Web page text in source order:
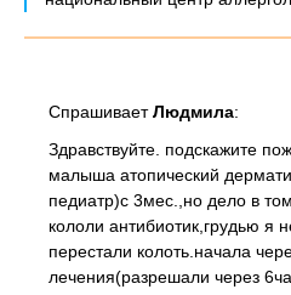
СпрашиваетЛюдмила:
Здравствуйте. подскажите
малыша атопический
педиатр)с 3мес.,но дело в
кололи антибиотик,грудью я
перестали колоть.начала
лечения(разрешали через